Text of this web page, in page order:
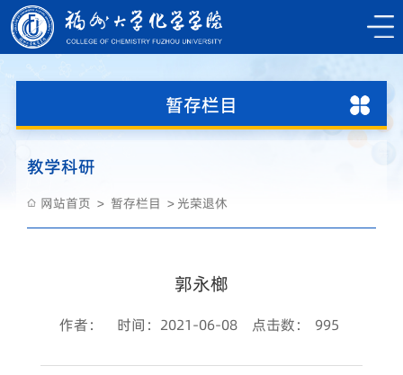
暂存栏目
教学科研
网站首页 暂存栏目 光荣退休
郭永榔
作者： 时间：2021-06-08 点击数： 995